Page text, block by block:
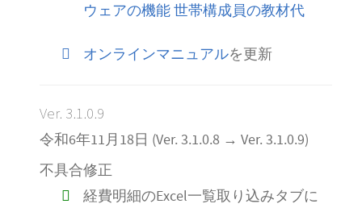
ウェアの機能 世帯構成員の教材代
オンラインマニュアルを更新
Ver. 3.1.0.9
令和6年11月18日 (Ver. 3.1.0.8 → Ver. 3.1.0.9)
不具合修正
経費明細のExcel一覧取り込みタブに